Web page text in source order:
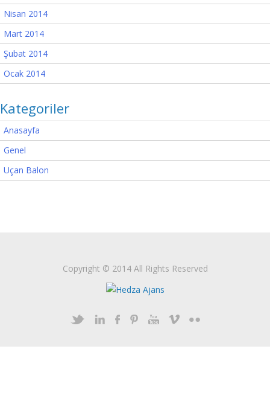
Nisan 2014
Mart 2014
Şubat 2014
Ocak 2014
Kategoriler
Anasayfa
Genel
Uçan Balon
Copyright © 2014 All Rights Reserved